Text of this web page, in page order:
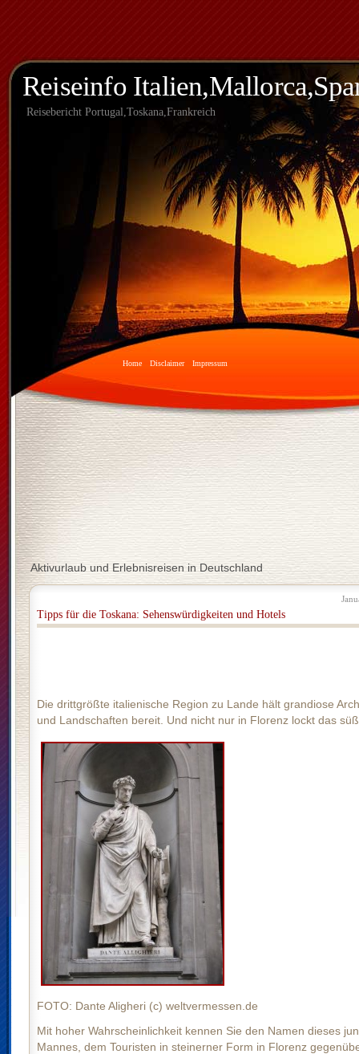
Reiseinfo
Reisebericht Portugal,Toskana,Frankreich
Home Disclaimer Impressum
Aktivurlaub und Erlebnisreisen in Deutschland
Tipps für die Toskana: Sehenswürdigkeiten und Hotels
Die drittgrößte italienische Region zu Lande hält grandiose
und Landschaften bereit. Und nicht nur in Florenz lockt das
FOTO: Dante Aligheri (c) weltvermessen.de
Mit hoher Wahrscheinlichkeit kennen Sie den Namen dieses
Mannes, dem Touristen in steinerner Form in Florenz